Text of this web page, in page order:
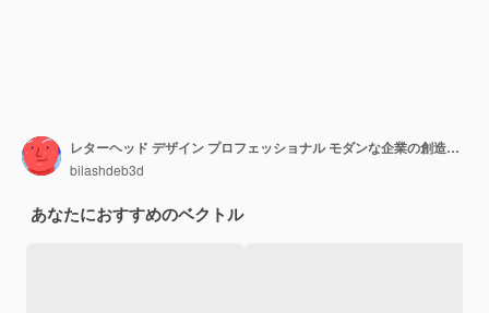
レターヘッド デザイン プロフェッショナル モダンな企業の創造的な会社きれいな A4 レターヘッド デザイン テンプレート
bilashdeb3d
あなたにおすすめのベクトル